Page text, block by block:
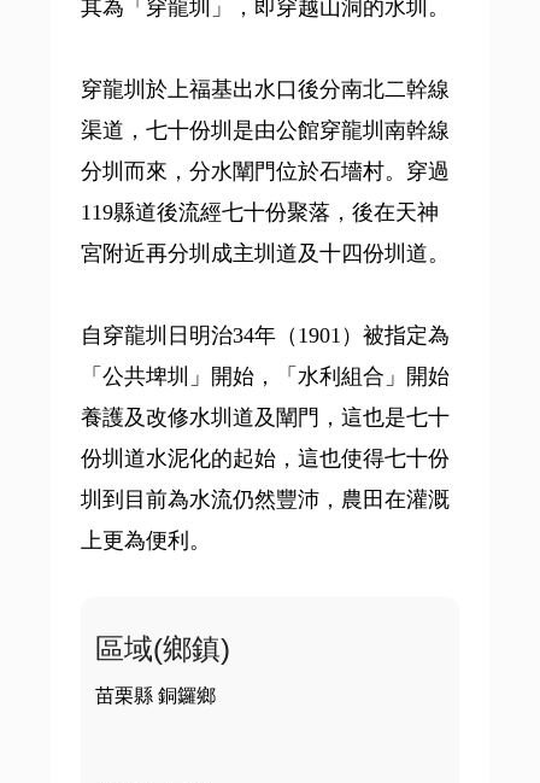
其為「穿龍圳」，即穿越山洞的水圳。
穿龍圳於上福基出水口後分南北二幹線
渠道，七十份圳是由公館穿龍圳南幹線
分圳而來，分水闡門位於石墻村。穿過
119縣道後流經七十份聚落，後在天神
宮附近再分圳成主圳道及十四份圳道。
自穿龍圳日明治34年（1901）被指定為
「公共埤圳」開始，「水利組合」開始
養護及改修水圳道及闡門，這也是七十
份圳道水泥化的起始，這也使得七十份
圳到目前為水流仍然豐沛，農田在灌溉
上更為便利。
區域(鄉鎮)
苗栗縣 銅鑼鄉